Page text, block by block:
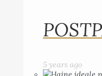
5 years ago